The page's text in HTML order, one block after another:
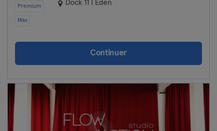
Premium
Max
Dock 11 I Eden
Continuer